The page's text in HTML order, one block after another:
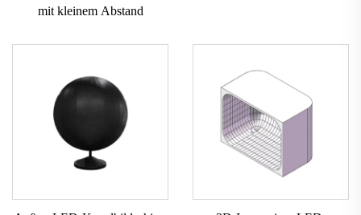
mit kleinem Abstand